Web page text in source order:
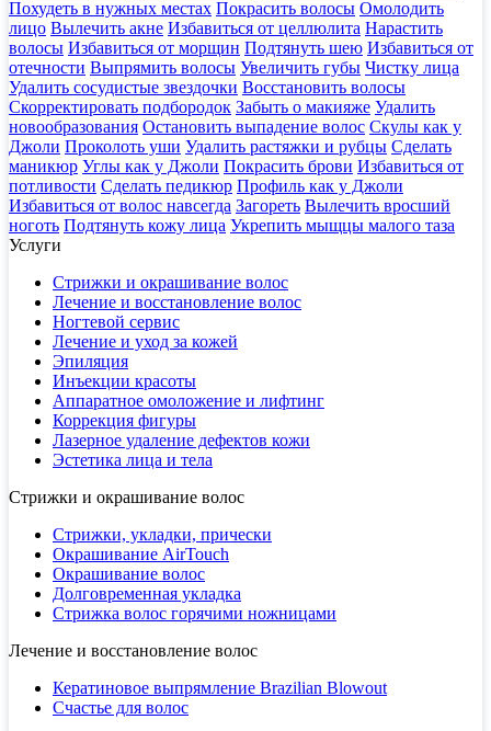
Похудеть в нужных местах Покрасить волосы Омолодить
лицо Вылечить акне Избавиться от целлюлита Нарастить
волосы Избавиться от морщин Подтянуть шею Избавиться от
отечности Выпрямить волосы Увеличить губы Чистку лица
Удалить сосудистые звездочки Восстановить волосы
Скорректировать подбородок Забыть о макияже Удалить
новообразования Остановить выпадение волос Скулы как у
Джоли Проколоть уши Удалить растяжки и рубцы Сделать
маникюр Углы как у Джоли Покрасить брови Избавиться от
потливости Сделать педикюр Профиль как у Джоли
Избавиться от волос навсегда Загореть Вылечить вросший
ноготь Подтянуть кожу лица Укрепить мыщцы малого таза
Услуги
Стрижки и окрашивание волос
Лечение и восстановление волос
Ногтевой сервис
Лечение и уход за кожей
Эпиляция
Инъекции красоты
Аппаратное омоложение и лифтинг
Коррекция фигуры
Лазерное удаление дефектов кожи
Эстетика лица и тела
Стрижки и окрашивание волос
Стрижки, укладки, прически
Окрашивание AirTouch
Окрашивание волос
Долговременная укладка
Стрижка волос горячими ножницами
Лечение и восстановление волос
Кератиновое выпрямление Brazilian Blowout
Счастье для волос